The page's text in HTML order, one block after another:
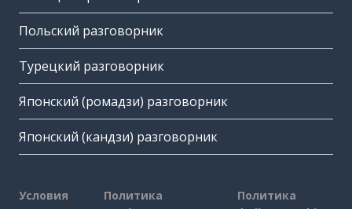
Польский разговорник
Турецкий разговорник
Японский (ромадзи) разговорник
Японский (кандзи) разговорник
Условия
Политика
Политика